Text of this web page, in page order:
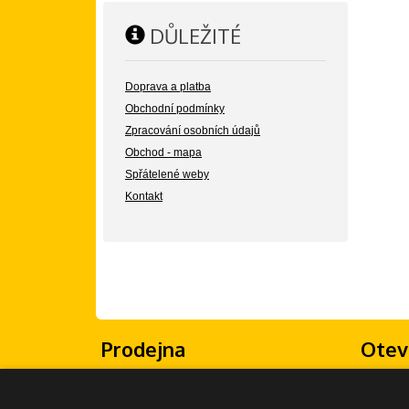
DŮLEŽITÉ
Doprava a platba
Obchodní podmínky
Zpracování osobních údajů
Obchod - mapa
Spřátelené weby
Kontakt
Prodejna
So - Ne: